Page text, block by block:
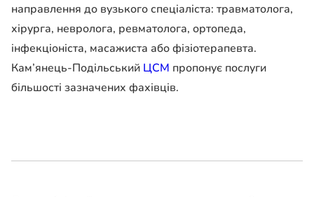
направлення до вузького спеціаліста: травматолога,
хірурга, невролога, ревматолога, ортопеда,
інфекціоніста, масажиста або фізіотерапевта.
Кам’янець-Подільський ЦСМ пропонує послуги
більшості зазначених фахівців.